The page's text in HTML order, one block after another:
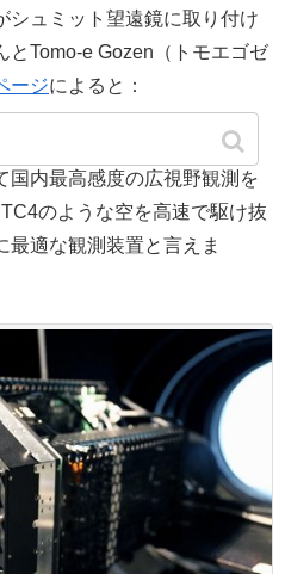
ュミット望遠鏡に取り付け
とTomo-e Gozen（トモエゴゼ
ージによると：
ミット望遠鏡との組み合わ
国内最高感度の広視野観測を
のような空を高速で駆け抜
最適な観測装置と言えま